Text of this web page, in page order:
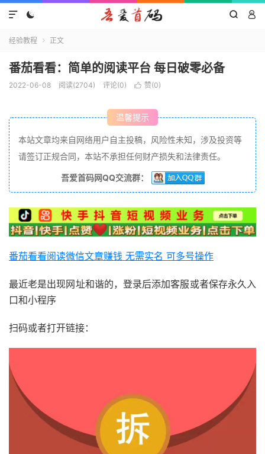
  

经验教程  正文
番茄看看：简单的阅读平台 每日破零必备
2022-06-08 阅读(2704) 评论(0)  赞(0)
温馨提示
本站文章均来自网络用户自主投稿，风险性未知，涉及投资等
请签订正规合同，本站不承担任何财产损失和法律责任。
吾爱首码网QQ交流群：
番茄看看阅读微信文章赚钱 无需实名 可多号操作
最近老是出现网址和谐的，登录后添加客服或者保存永久入
口和小程序
扫码或者打开链接：